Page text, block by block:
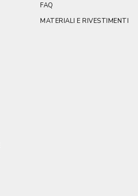
FAQ
MATERIALI E RIVESTIMENTI